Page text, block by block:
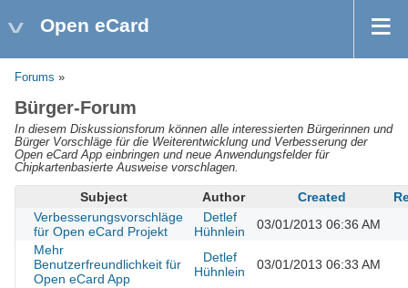
Open eCard
Forums »
Bürger-Forum
In diesem Diskussionsforum können alle interessierten Bürgerinnen und
Bürger Vorschläge für die Weiterentwicklung und Verbesserung der
Open eCard App einbringen und neue Anwendungsfelder für
Chipkartenbasierte Ausweise vorschlagen.
Subject Author Created
Verbesserungsvorschläge
für Open eCard Projekt
Detlef
Hühnlein
03/01/2013 06:36 AM
Mehr
Benutzerfreundlichkeit für
Open eCard App
Detlef
Hühnlein
03/01/2013 06:33 AM